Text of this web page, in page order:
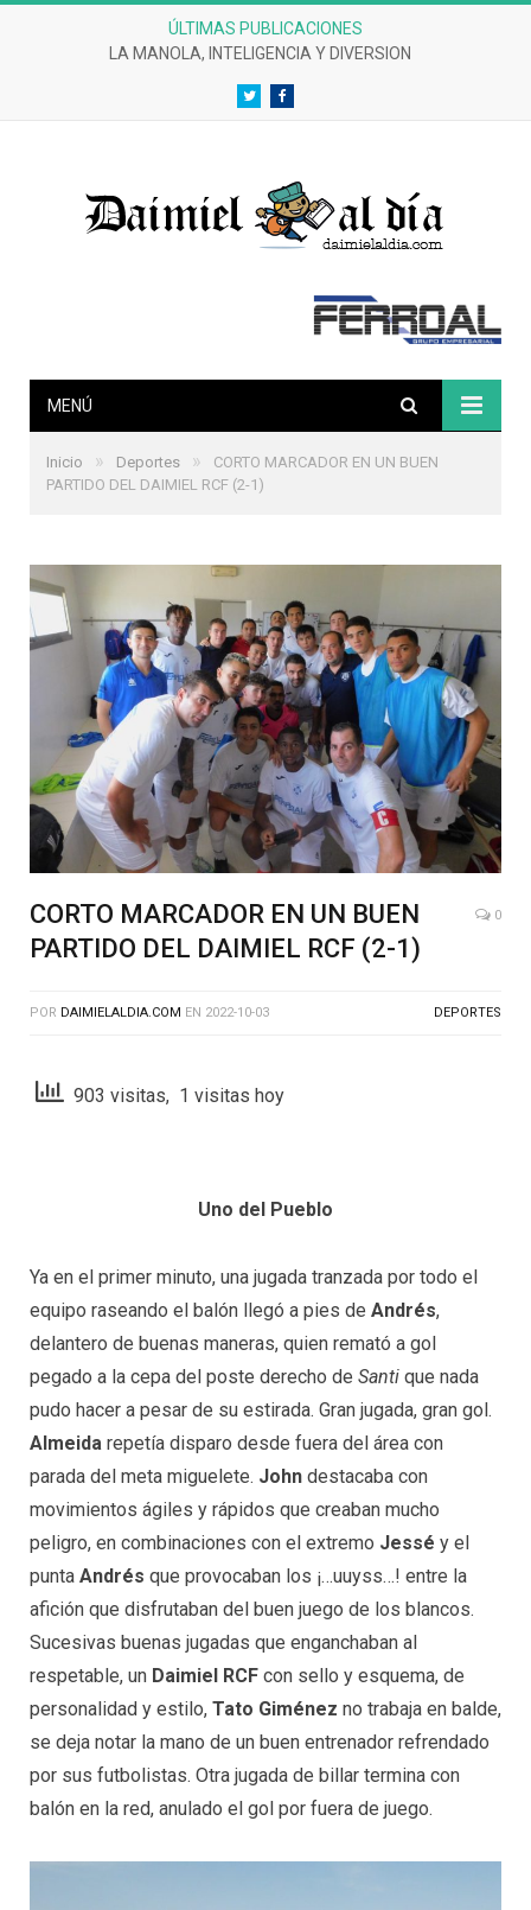
ÚLTIMAS PUBLICACIONES
LA MANOLA, INTELIGENCIA Y DIVERSION
TwitterFacebook
MENÚ
Inicio » Deportes »
CORTO MARCADOR EN UN BUEN
PARTIDO DEL DAIMIEL RCF (2-1)
CORTO MARCADOR EN UN BUEN
PARTIDO DEL DAIMIEL RCF (2-1)
0
POR DAIMIELALDIA.COM EN 2022-10-03 DEPORTES
903 visitas, 1 visitas hoy
Uno del Pueblo
Ya en el primer minuto, una jugada tranzada por todo el
equipo raseando el balón llegó a pies de Andrés,
delantero de buenas maneras, quien remató a gol
pegado a la cepa del poste derecho de Santi que nada
pudo hacer a pesar de su estirada. Gran jugada, gran gol.
Almeida repetía disparo desde fuera del área con
parada del meta miguelete. John destacaba con
movimientos ágiles y rápidos que creaban mucho
peligro, en combinaciones con el extremo Jessé y el
punta Andrés que provocaban los ¡…uuyss…! entre la
afición que disfrutaban del buen juego de los blancos.
Sucesivas buenas jugadas que enganchaban al
respetable, un Daimiel RCF con sello y esquema, de
personalidad y estilo, Tato Giménez no trabaja en balde,
se deja notar la mano de un buen entrenador refrendado
por sus futbolistas. Otra jugada de billar termina con
balón en la red, anulado el gol por fuera de juego.